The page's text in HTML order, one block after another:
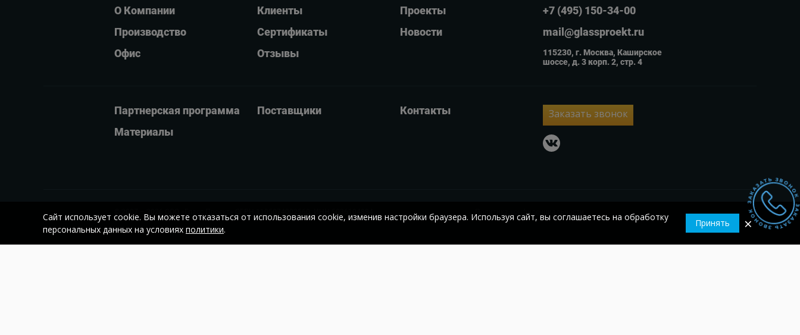
О Компании
Производство
Офис
Клиенты
Сертификаты
Отзывы
Проекты
Новости
+7 (495) 150-34-00
mail@glassproekt.ru
115230, г. Москва, Каширское
шоссе, д. 3 корп. 2, стр. 4
Партнерская программа
Материалы
Поставщики Контакты Заказать звонок
vkontakte
© 2007 – 2026 ИНН 5036104884 Политика конфиденциальности
Сайт использует cookie. Вы можете отказаться от использования cookie, изменив настройки браузера. Используя сайт, вы соглашаетесь на обработку
персональных данных на условиях политики.
Принять ×